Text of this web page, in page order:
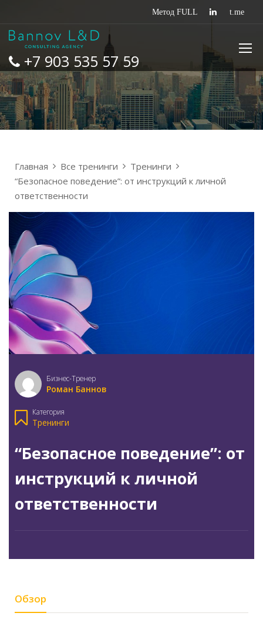
+7 903 535 57 59
Главная Все тренинги
Тренинги
“Безопасное поведение”: от инструкций к личной
ответственности
Бизнес-Тренер
Роман Баннов
Категория
Тренинги
“Безопасное поведение”: от
инструкций к личной
ответственности
Обзор